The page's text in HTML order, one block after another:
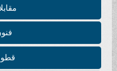
مقابلات
فنون
قطوف